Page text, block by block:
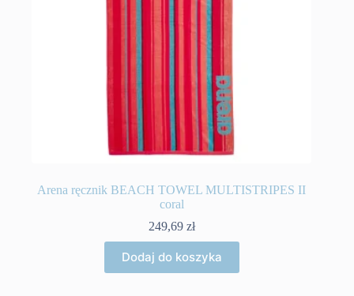
Arena ręcznik BEACH TOWEL MULTISTRIPES II
coral
249,69 zł
Dodaj do koszyka